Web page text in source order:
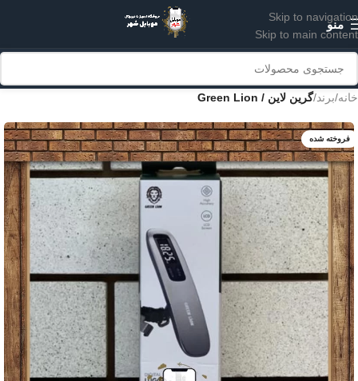
Skip to navigation
Skip to main content
منو
خانه برند گرین لاین / Green Lion
فروخته شده